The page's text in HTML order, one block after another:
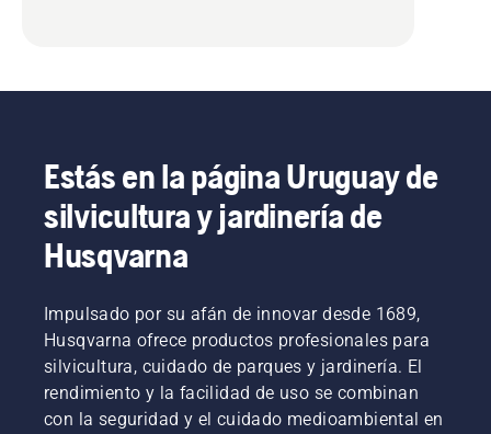
Estás en la página Uruguay de
silvicultura y jardinería de
Husqvarna
Impulsado por su afán de innovar desde 1689,
Husqvarna ofrece productos profesionales para
silvicultura, cuidado de parques y jardinería. El
rendimiento y la facilidad de uso se combinan
con la seguridad y el cuidado medioambiental en